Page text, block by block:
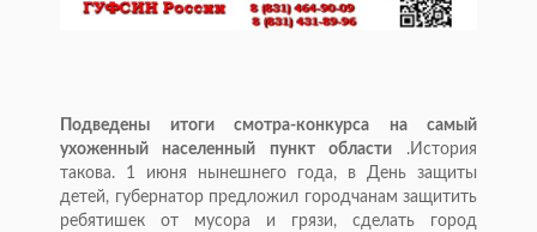
Подведены итоги смотра-конкурса на самый
ухоженный населенный пункт области.История
такова. 1 июня нынешнего года, в День защиты
детей, губернатор предложил городчанам защитить
ребятишек от мусора и грязи, сделать город